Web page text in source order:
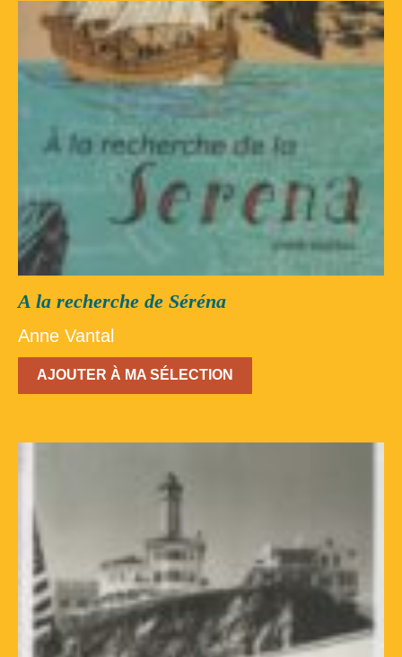
Inscription – club de lecture – Echecs
Nos suggestions
Répertoire du fonds de la bibliothèque –
Répertoire du fonds de la Bibliothèque –
Répertoire des ouvrages Jeunesse
Déconnexion
A la recherche de Séréna
Anne Vantal
AJOUTER À MA SÉLECTION